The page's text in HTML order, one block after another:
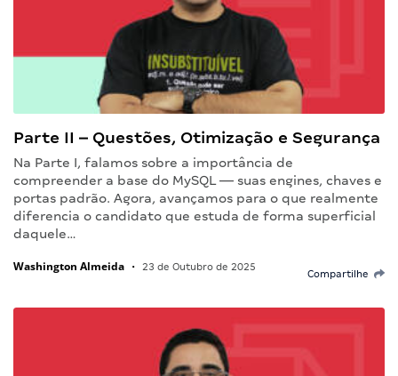
Parte II – Questões, Otimização e Segurança
Na Parte I, falamos sobre a importância de
compreender a base do MySQL — suas engines, chaves e
portas padrão. Agora, avançamos para o que realmente
diferencia o candidato que estuda de forma superficial
daquele…
Washington Almeida • 23 de Outubro de 2025
Compartilhe